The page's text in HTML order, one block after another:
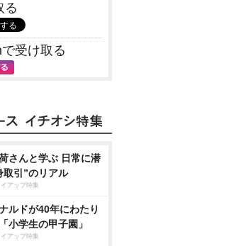
る
受け取る
さんと学ぶ 日常に潜
取引”のリアル
アップ特集
ルドが40年にわたり
小学生の甲子園」
アップ特集